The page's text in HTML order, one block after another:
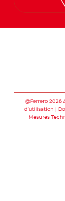
@Ferrero 2026
d’utilisation
Mesures